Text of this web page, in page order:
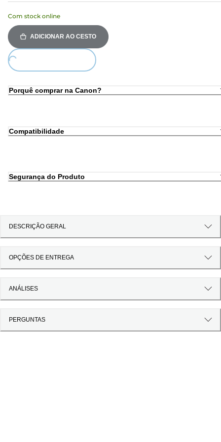
Com stock online
ADICIONAR AO CESTO
Loading...
Porquê comprar na Canon?
Compatibilidade
Segurança do Produto
DESCRIÇÃO GERAL
OPÇÕES DE ENTREGA
ANÁLISES
PERGUNTAS